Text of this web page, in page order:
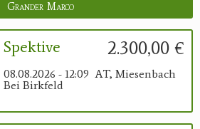
Grander Marco
2.300,00 €
Spektive
08.08.2026 - 12:09 AT, Miesenbach
Bei Birkfeld